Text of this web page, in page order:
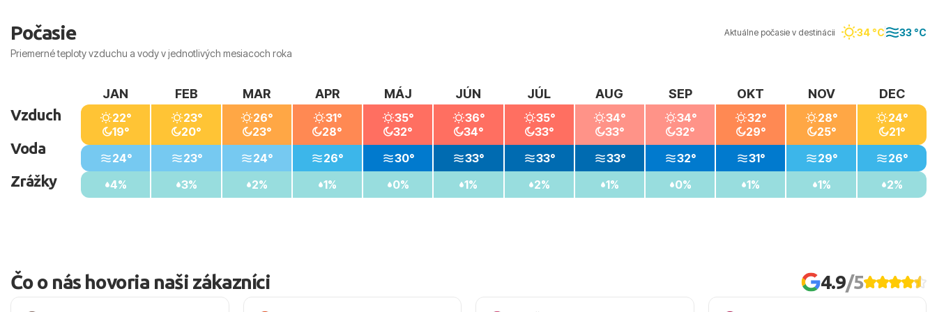
Počasie
Priemerné teploty vzduchu a vody v jednotlivých mesiacoch roka
Aktuálne počasie v destinácii 34 °C 33 °C
Vzduch
Voda
Zrážky
JAN
22°
19°
24°
4%
FEB
23°
20°
23°
3%
MAR
26°
23°
24°
2%
APR
31°
28°
26°
1%
MÁJ
35°
32°
30°
0%
JÚN
36°
34°
33°
1%
JÚL
35°
33°
33°
2%
AUG
34°
33°
33°
1%
SEP
34°
32°
32°
0%
OKT
32°
29°
31°
1%
NOV
28°
25°
29°
1%
DEC
24°
21°
26°
2%
Čo o nás hovoria naši zákazníci 4.9/5